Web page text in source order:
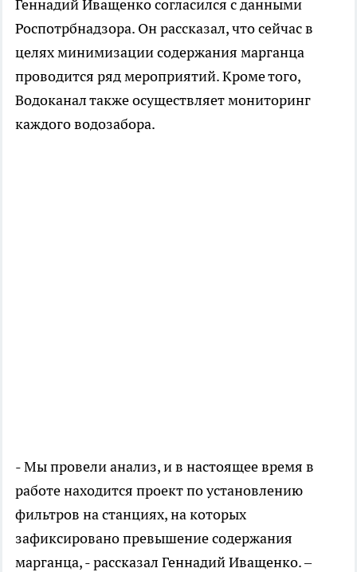
Геннадий Иващенко согласился с данными
Роспотрбнадзора. Он рассказал, что сейчас в
целях минимизации содержания марганца
проводится ряд мероприятий. Кроме того,
Водоканал также осуществляет мониторинг
каждого водозабора.
- Мы провели анализ, и в настоящее время в
работе находится проект по установлению
фильтров на станциях, на которых
зафиксировано превышение содержания
марганца, - рассказал Геннадий Иващенко. –